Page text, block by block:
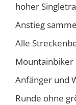
hoher
Anstieg
Alle
Mountainbiker
Anfänger und
Runde ohne